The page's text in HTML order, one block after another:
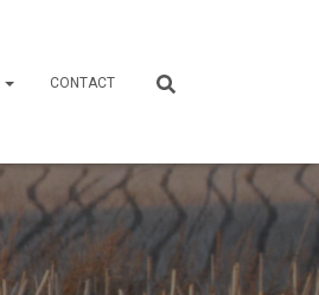
CONTACT